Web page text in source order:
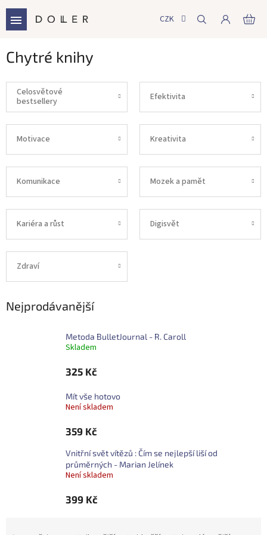
obsah
CZK
Chytré knihy
Celosvětové
bestsellery
Efektivita
Motivace Kreativita
Komunikace Mozek a pamět
Kariéra a růst Digisvět
Zdraví
Nejprodávanější
Metoda BulletJournal - R. Caroll
Skladem
325 Kč
Mít vše hotovo
Není skladem
359 Kč
Vnitřní svět vítězů : Čím se nejlepší liší od
průměrných - Marian Jelínek
Není skladem
399 Kč